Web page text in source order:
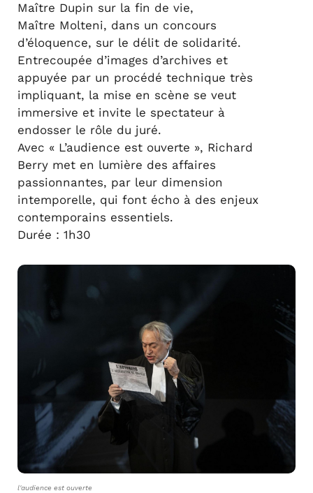
Maître Dupin sur la fin de vie,
Maître Molteni, dans un concours
d’éloquence, sur le délit de solidarité.
Entrecoupée d’images d’archives et
appuyée par un procédé technique très
impliquant, la mise en scène se veut
immersive et invite le spectateur à
endosser le rôle du juré.
Avec « L’audience est ouverte », Richard
Berry met en lumière des affaires
passionnantes, par leur dimension
intemporelle, qui font écho à des enjeux
contemporains essentiels.
Durée : 1h30
l'audience est ouverte